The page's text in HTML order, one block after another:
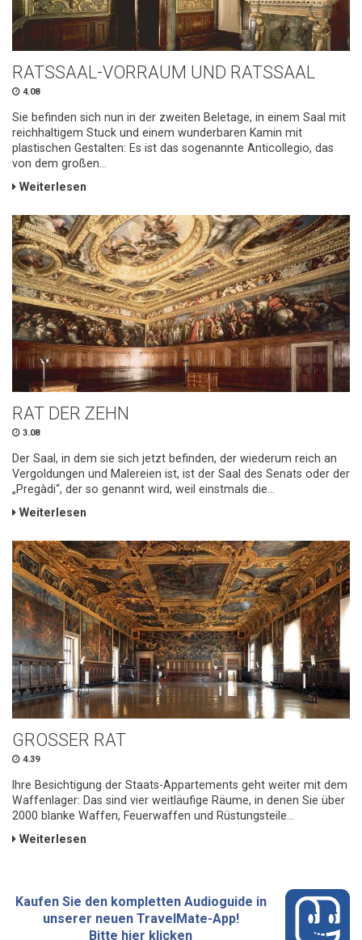
RATSSAAL-VORRAUM UND RATSSAAL
4.08
Sie befinden sich nun in der zweiten Beletage, in einem Saal mit
reichhaltigem Stuck und einem wunderbaren Kamin mit
plastischen Gestalten: Es ist das sogenannte Anticollegio, das
von dem großen...
Weiterlesen
RAT DER ZEHN
3.08
Der Saal, in dem sie sich jetzt befinden, der wiederum reich an
Vergoldungen und Malereien ist, ist der Saal des Senats oder der
„Pregàdi“, der so genannt wird, weil einstmals die...
Weiterlesen
GROSSER RAT
4.39
Ihre Besichtigung der Staats-Appartements geht weiter mit dem
Waffenlager: Das sind vier weitläufige Räume, in denen Sie über
2000 blanke Waffen, Feuerwaffen und Rüstungsteile...
Weiterlesen
Kaufen Sie den kompletten Audioguide in
unserer neuen TravelMate-App!
Bitte hier klicken